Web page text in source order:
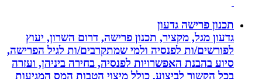
תכנון פרישה גדעון
גדעון מגל, מקציר, תכנון פרישה, דרום השרון, יעוץ
לפורשים/ות לפנסיה ולמי שמתקרבים/ות לגיל הפרישה,
סיוע בהבנת האפשרויות לפנסיה, בחירה ביניהן, ועזרה
בכל הקשור לביצוע, כולל מיצוי הטבות המס המגיעות